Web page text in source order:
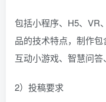
包括小程序、H5、VR
品的技术特点，制作
互动小游戏、智慧问答
2）投稿要求